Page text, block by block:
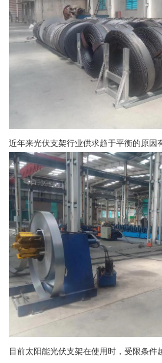
近年来光伏支架行业供求趋于平衡的原因
目前太阳能光伏支架在使用时，受限条件